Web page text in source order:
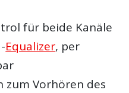
für beide Kanäle
Equalizer, per
zum Vorhören des